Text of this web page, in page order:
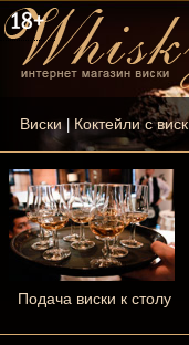
Виски| Коктейли с
Подача виски к столу